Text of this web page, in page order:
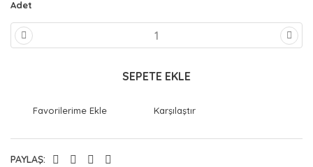
Adet
SEPETE EKLE
Karşılaştır
PAYLAŞ: